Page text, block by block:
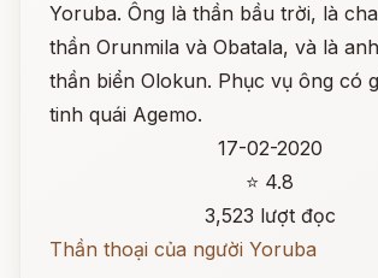
Yoruba. Ông là thần bầu trời, là
thần Orunmila và Obatala, và là
thần biển Olokun. Phục vụ ông có
tinh quái Agemo.
17-02-2020
⭐ 4.8
3,523 lượt đọc
Thần thoại của người Yoruba